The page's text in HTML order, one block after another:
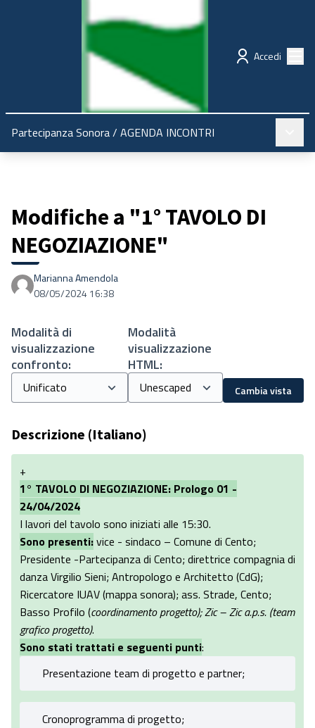
Regione Emilia-Romagna Partecipazione
Accedi
Partecipanza Sonora/ AGENDA INCONTRI
Modifiche a "1° TAVOLO DI
NEGOZIAZIONE"
Marianna Amendola
08/05/2024 16:38
Modalità di
visualizzazione
confronto:
Modalità
visualizzazione
HTML:
Cambia vista
Descrizione (Italiano)
+
1° TAVOLO DI NEGOZIAZIONE: Prologo 01 -
24/04/2024
I lavori del tavolo sono iniziati alle 15:30.
Sono presenti:vice - sindaco – Comune di Cento;
Presidente -Partecipanza di Cento; direttrice compagnia di
danza Virgilio Sieni; Antropologo e Architetto (CdG);
Ricercatore IUAV (mappa sonora); ass. Strade, Cento;
Basso Profilo (coordinamento progetto); Zic – Zic a.p.s. (team
grafico progetto).
Sono stati trattati e seguenti punti:
Presentazione team di progetto e partner;
Cronoprogramma di progetto;